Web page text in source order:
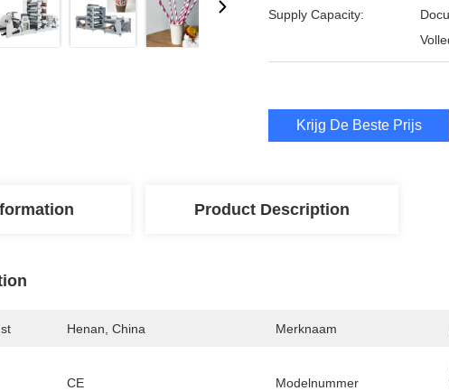
Supply Capacity:
Krijg De Beste Prijs
Product Description
Henan, China Merknaam
CE Modelnummer